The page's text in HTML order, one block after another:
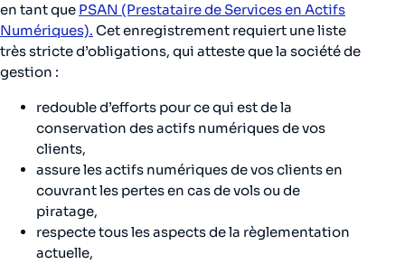
en tant que PSAN (Prestataire de Services en Actifs
Numériques). Cet enregistrement requiert une liste
très stricte d’obligations, qui atteste que la société de
gestion :
redouble d’efforts pour ce qui est de la
conservation des actifs numériques de vos
clients,
assure les actifs numériques de vos clients en
couvrant les pertes en cas de vols ou de
piratage,
respecte tous les aspects de la règlementation
actuelle,